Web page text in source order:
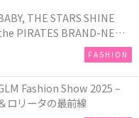
THE STARS SHINE
PIRATES BRAND-NEW
FASHION
Fashion Show 2025 –
ロリータの最前線